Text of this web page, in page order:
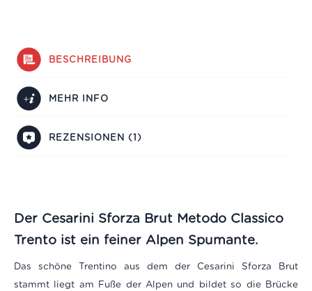
BESCHREIBUNG
MEHR INFO
REZENSIONEN (1)
Der Cesarini Sforza Brut Metodo Classico
Trento ist ein feiner Alpen Spumante.
Das schöne Trentino aus dem der Cesarini Sforza Brut
stammt liegt am Fuße der Alpen und bildet so die Brücke